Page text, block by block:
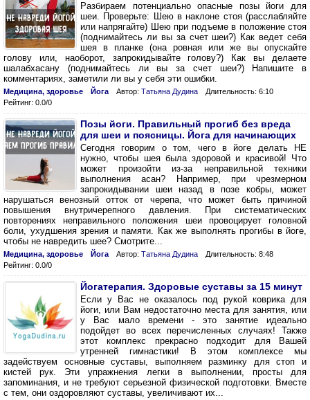
Разбираем потенциально опасные позы йоги для
шеи. Проверьте: Шею в наклоне стоя (расслабляйте
или напрягайте) Шею при подъеме в положение стоя
(поднимайтесь ли вы за счет шеи?) Как ведет себя
шея в планке (она ровная или же вы опускайте
голову или, наоборот, запрокидывайте голову?) Как вы делаете
шалабхасану (поднимайтесь ли вы за счет шеи?) Напишите в
комментариях, заметили ли вы у себя эти ошибки.
Медицина, здоровье Йога Автор: Татьяна Дудина
Длительность: 6:10
Рейтинг: 0.0/0
Позы йоги. Правильный прогиб без вреда
для шеи и поясницы. Йога для начинающих
Сегодня говорим о том, чего в йоге делать НЕ
нужно, чтобы шея была здоровой и красивой! Что
может произойти из-за неправильной техники
выполнения асан? Например, при чрезмерном
запрокидывании шеи назад в позе кобры, может
нарушаться венозный отток от черепа, что может быть причиной
повышения внутричерепного давления. При систематических
повторениях неправильного положения шеи провоцирует головной
боли, ухудшения зрения и памяти. Как же выполнять прогибы в йоге,
чтобы не навредить шее? Смотрите...
Медицина, здоровье Йога Автор: Татьяна Дудина
Длительность: 8:48
Рейтинг: 0.0/0
Йогатерапия. Здоровые суставы за 15 минут
Если у Вас не оказалось под рукой коврика для
йоги, или Вам недостаточно места для занятия, или
у Вас мало времени - это занятие идеально
подойдет во всех перечисленных случаях! Также
этот комплекс прекрасно подходит для Вашей
утренней гимнастики! В этом комплексе мы
задействуем основные суставы, выполняем разминку для стоп и
кистей рук. Эти упражнения легки в выполнении, просты для
запоминания, и не требуют серьезной физической подготовки. Вместе
с тем, они оздоровляют суставы, увеличивают их...